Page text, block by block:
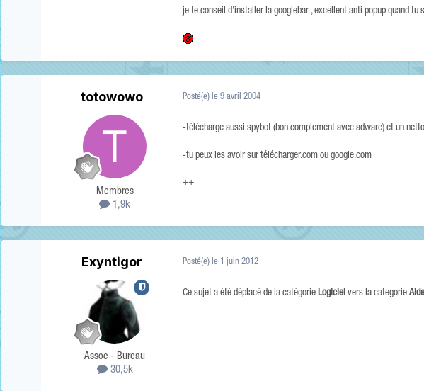
je te conseil d'installer la googlebar , excellent anti popup quand tu
totowowo
Membres
1,9k
Posté(e)le 9 avril 2004
-télécharge aussi spybot (bon complement avec adware) et un
-tu peux les avoir sur télécharger.com ou google.com
++
Exyntigor
Assoc - Bureau
30,5k
Posté(e)le 1 juin 2012
Ce sujet a été déplacé de la catégorieLogiciel vers la categorie